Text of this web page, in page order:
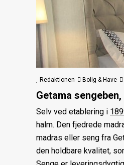
Redaktionen Bolig & Have
Getama
Selv ved etablering i
halm. Den fjedrede
madras eller seng fra
den holdbare kvalitet,